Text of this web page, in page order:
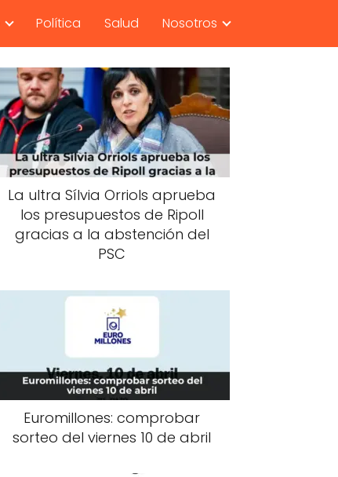
Política Salud Nosotros
La ultra Sílvia Orriols aprueba
los presupuestos de Ripoll
gracias a la abstención del
PSC
Euromillones: comprobar
sorteo del viernes 10 de abril